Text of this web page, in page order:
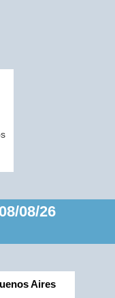
08/26
Aires